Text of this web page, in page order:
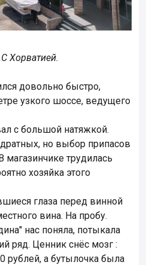
Хорватией.
довольно быстро,
узкого шоссе, ведущего
с большой натяжкой.
но выбор припасов
магазинчике трудилась
хозяйка этого
глаза перед винной
вина. На пробу.
нас поняла, потыкала
ряд. Ценник снёс мозг :
рублей, а бутылочка была